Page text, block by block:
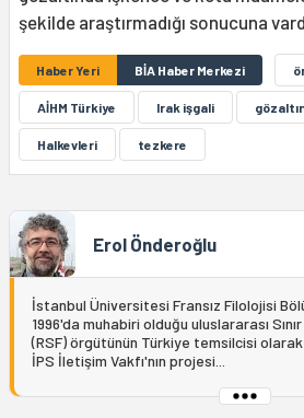
şekilde araştırmadığı sonucuna
Haber Yeri BİA Haber Merkezi
AİHM Türkiye Irak işgali
Halkevleri tezkere
Erol Önderoğlu
İstanbul Üniversitesi Fransız Filolojisi
1996'da muhabiri olduğu uluslararası
(RSF) örgütünün Türkiye temsilcisi olarak
İPS İletişim Vakfı'nın projesi...